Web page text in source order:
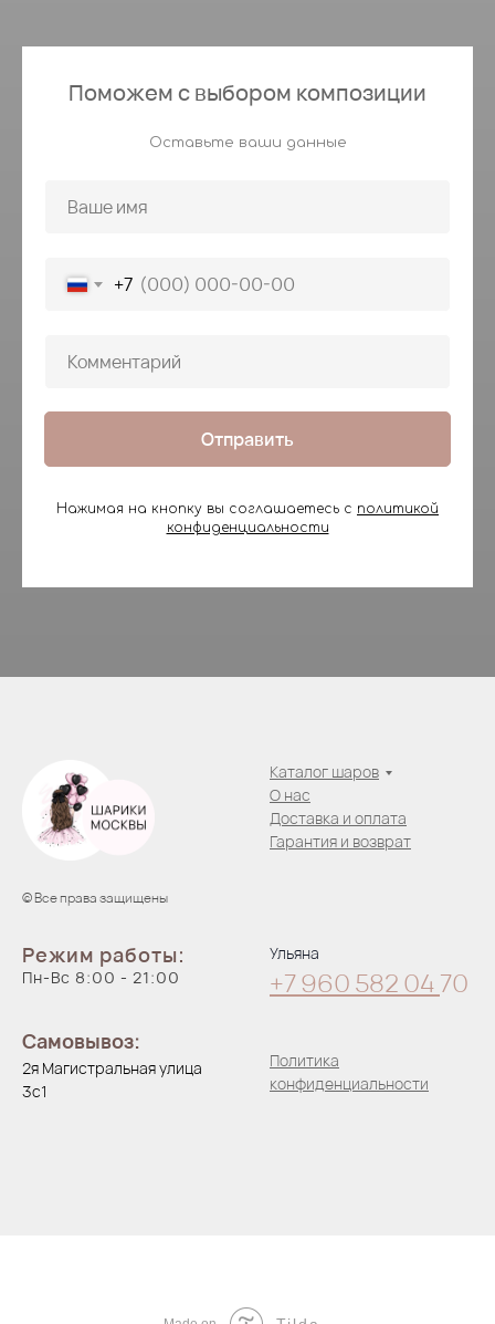
Поможем с выбором композиции
Оставьте ваши данные
+7
Отправить
Нажимая на кнопку вы соглашаетесь с политикой
конфиденциальности
© Все права защищены
Каталог шаров
О нас
Доставка и оплата
Гарантия и возврат
Режим работы:
Пн-Вс 8:00 - 21:00
Самовывоз:
2я Магистральная улица
3с1
Ульяна
+7 960 582 04 70
Политика
конфиденциальности